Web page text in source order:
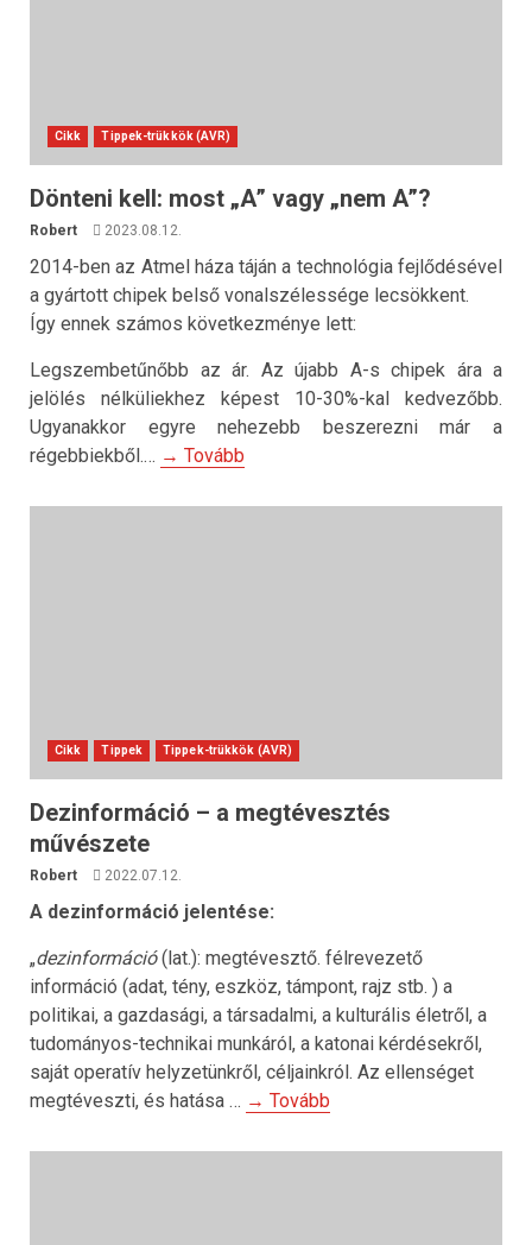
Cikk Tippek-trükkök (AVR)
Dönteni kell: most „A” vagy „nem A”?
Robert 2023.08.12.
2014-ben az Atmel háza táján a technológia fejlődésével
a gyártott chipek belső vonalszélessége lecsökkent.
Így ennek számos következménye lett:
Legszembetűnőbb az ár. Az újabb A-s chipek ára a
jelölés nélküliekhez képest 10-30%-kal kedvezőbb.
Ugyanakkor egyre nehezebb beszerezni már a
régebbiekből.… → Tovább
Cikk Tippek Tippek-trükkök (AVR)
Dezinformáció – a megtévesztés
művészete
Robert 2022.07.12.
A dezinformáció jelentése:
„dezinformáció(lat.): megtévesztő. félrevezető
információ (adat, tény, eszköz, támpont, rajz stb. ) a
politikai, a gazdasági, a társadalmi, a kulturális életről, a
tudományos-technikai munkáról, a katonai kérdésekről,
saját operatív helyzetünkről, céljainkról. Az ellenséget
megtéveszti, és hatása … → Tovább